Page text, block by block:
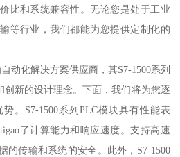
比和系统兼容性。无论您是处于工业
等行业，我们都能为您提供定制化的
化解决方案供应商，其S7-1500系列
创新的设计理念。下面，我们将为您逐
。S7-1500系列PLC模块具有性能表
了计算能力和响应速度。支持高速
的传输和系统的安全。此外，S7-1500